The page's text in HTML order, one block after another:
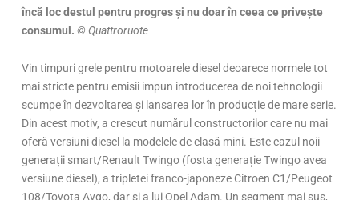
încă loc destul pentru progres și nu doar în ceea ce privește
consumul.© Quattroruote
Vin timpuri grele pentru motoarele diesel deoarece normele tot
mai stricte pentru emisii impun introducerea de noi tehnologii
scumpe în dezvoltarea și lansarea lor în producție de mare serie.
Din acest motiv, a crescut numărul constructorilor care nu mai
oferă versiuni diesel la modelele de clasă mini. Este cazul noii
generații smart/Renault Twingo (fosta generație Twingo avea
versiune diesel), a tripletei franco-japoneze Citroen C1/Peugeot
108/Toyota Aygo, dar și a lui Opel Adam. Un segment mai sus,